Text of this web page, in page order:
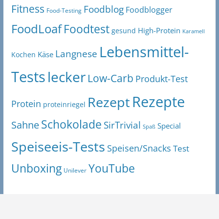
Fitness Food-Testing Foodblog Foodblogger
FoodLoaf Foodtest gesund High-Protein Karamell
Kochen Käse Langnese Lebensmittel-
Testslecker Low-Carb Produkt-Test
Protein proteinriegel RezeptRezepte
SahneSchokolade SirTrivial Spaß Special
Speiseeis-Tests Speisen/Snacks Test
Unboxing Unilever YouTube